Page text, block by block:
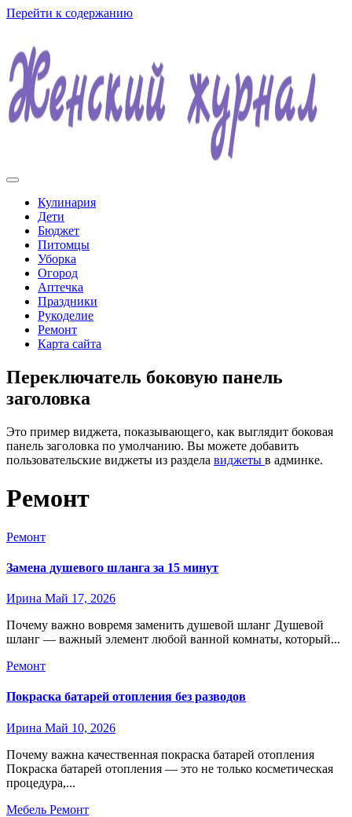
Перейти к содержанию
Женский журнал
Кулинария
Дети
Бюджет
Питомцы
Уборка
Огород
Аптечка
Праздники
Рукоделие
Ремонт
Карта сайта
Переключатель боковую панель
заголовка
Это пример виджета, показывающего, как выглядит боковая
панель заголовка по умолчанию. Вы можете добавить
пользовательские виджеты из раздела виджеты в админке.
Ремонт
Ремонт
Замена душевого шланга за 15 минут
Ирина Май 17, 2026
Почему важно вовремя заменить душевой шланг Душевой
шланг — важный элемент любой ванной комнаты, который...
Ремонт
Покраска батарей отопления без разводов
Ирина Май 10, 2026
Почему важна качественная покраска батарей отопления
Покраска батарей отопления — это не только косметическая
процедура,...
Мебель Ремонт